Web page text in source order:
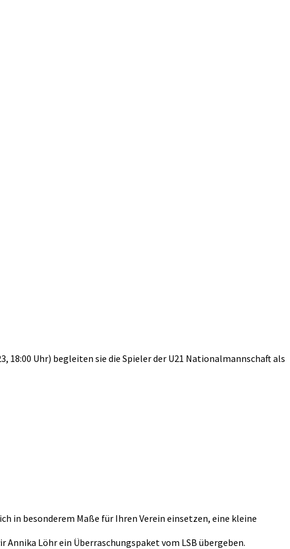
18:00 Uhr) begleiten sie die Spieler der U21 Nationalmannschaft als
in besonderem Maße für Ihren Verein einsetzen, eine kleine
Löhr ein Überraschungspaket vom LSB übergeben.